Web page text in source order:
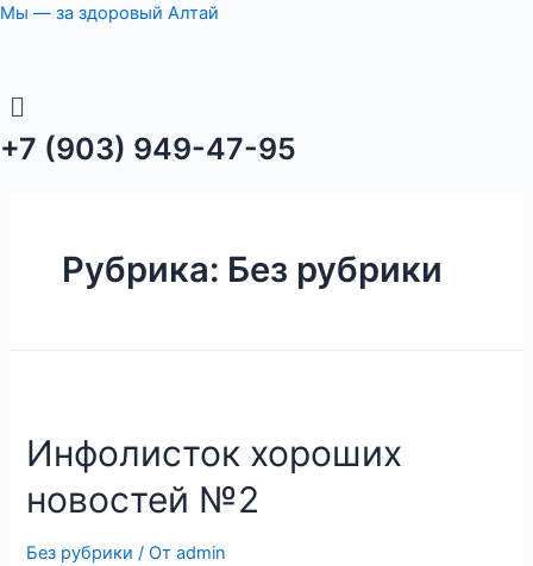
Перейти
Мы — за здоровый Алтай
Меню
+7 (903) 949-47-95
Рубрика: Без рубрики
Инфолисток хороших
новостей №2
Без рубрики / От admin